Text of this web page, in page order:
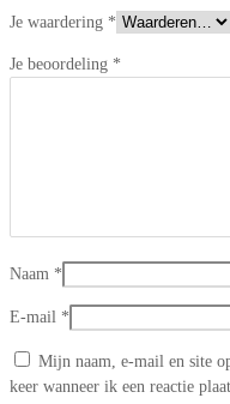
Je waardering *
Je beoordeling *
Naam *
E-mail *
Mijn naam, e-mail en site
keer wanneer ik een reactie